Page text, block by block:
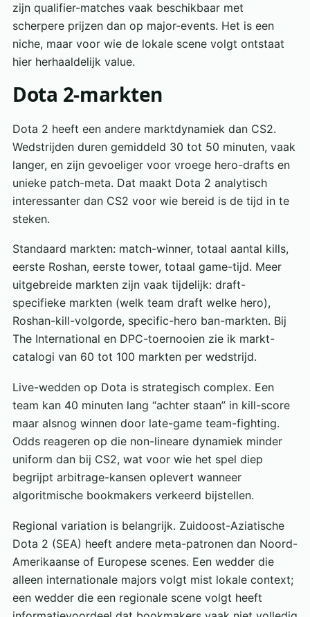
zijn qualifier-matches vaak beschikbaar met
scherpere prijzen dan op major-events. Het is een
niche, maar voor wie de lokale scene volgt ontstaat
hier herhaaldelijk value.
Dota 2-markten
Dota 2 heeft een andere marktdynamiek dan CS2.
Wedstrijden duren gemiddeld 30 tot 50 minuten, vaak
langer, en zijn gevoeliger voor vroege hero-drafts en
unieke patch-meta. Dat maakt Dota 2 analytisch
interessanter dan CS2 voor wie bereid is de tijd in te
steken.
Standaard markten: match-winner, totaal aantal kills,
eerste Roshan, eerste tower, totaal game-tijd. Meer
uitgebreide markten zijn vaak tijdelijk: draft-
specifieke markten (welk team draft welke hero),
Roshan-kill-volgorde, specific-hero ban-markten. Bij
The International en DPC-toernooien zie ik markt-
catalogi van 60 tot 100 markten per wedstrijd.
Live-wedden op Dota is strategisch complex. Een
team kan 40 minuten lang “achter staan” in kill-score
maar alsnog winnen door late-game team-fighting.
Odds reageren op die non-lineare dynamiek minder
uniform dan bij CS2, wat voor wie het spel diep
begrijpt arbitrage-kansen oplevert wanneer
algoritmische bookmakers verkeerd bijstellen.
Regional variation is belangrijk. Zuidoost-Aziatische
Dota 2 (SEA) heeft andere meta-patronen dan Noord-
Amerikaanse of Europese scenes. Een wedder die
alleen internationale majors volgt mist lokale context;
een wedder die een regionale scene volgt heeft